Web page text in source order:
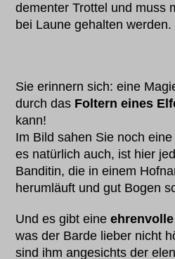
dementer Trottel und muss
bei Laune gehalten werden.
Sie erinnern sich: eine
durch das Foltern eines
kann!
Im Bild sahen Sie noch
es natürlich auch, ist hier
Banditin, die in einem
herumläuft und gut Bogen
Und es gibt eine
was der Barde lieber nicht
sind ihm angesichts der